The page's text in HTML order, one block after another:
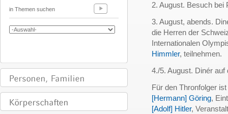
in Themen suchen
2. August. Besuch bei
3. August, abends.
die Herren der
Internationalen
Himmler, teilnehmen.
4./5. August. Dinér
Für den Thronfolger
[Hermann] Göring,
[Adolf] Hitler,